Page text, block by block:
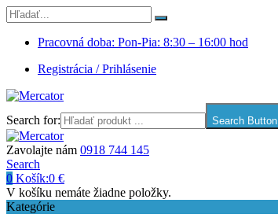
Pracovná doba: Pon-Pia: 8:30 – 16:00 hod
Registrácia / Prihlásenie
Search for: Search Button
Zavolajte nám 0918 744 145
Search
0 Košík:0 €
V košíku nemáte žiadne položky.
Kategórie